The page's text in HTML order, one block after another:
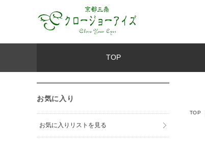
TOP
TOP
お気に入り
お気に入りリストを見る